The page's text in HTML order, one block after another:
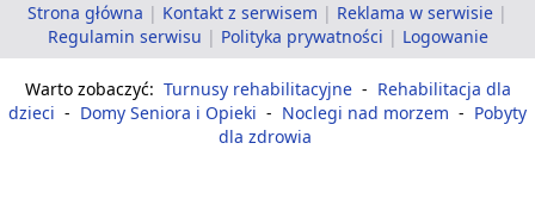
Strona główna | Kontakt z serwisem | Reklama w serwisie |
Regulamin serwisu | Polityka prywatności | Logowanie
Warto zobaczyć: Turnusy rehabilitacyjne - Rehabilitacja dla
dzieci - Domy Seniora i Opieki - Noclegi nad morzem - Pobyty
dla zdrowia